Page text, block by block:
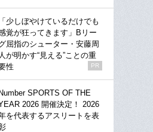
「少しぼやけているだけでも
覚が狂ってきます」Bリー
屈指のシューター・安藤周
人が明かす“見える”ことの重
性
PR
SPORTS OF THE
2026 開催決定！ 2026
を代表するアスリートを表